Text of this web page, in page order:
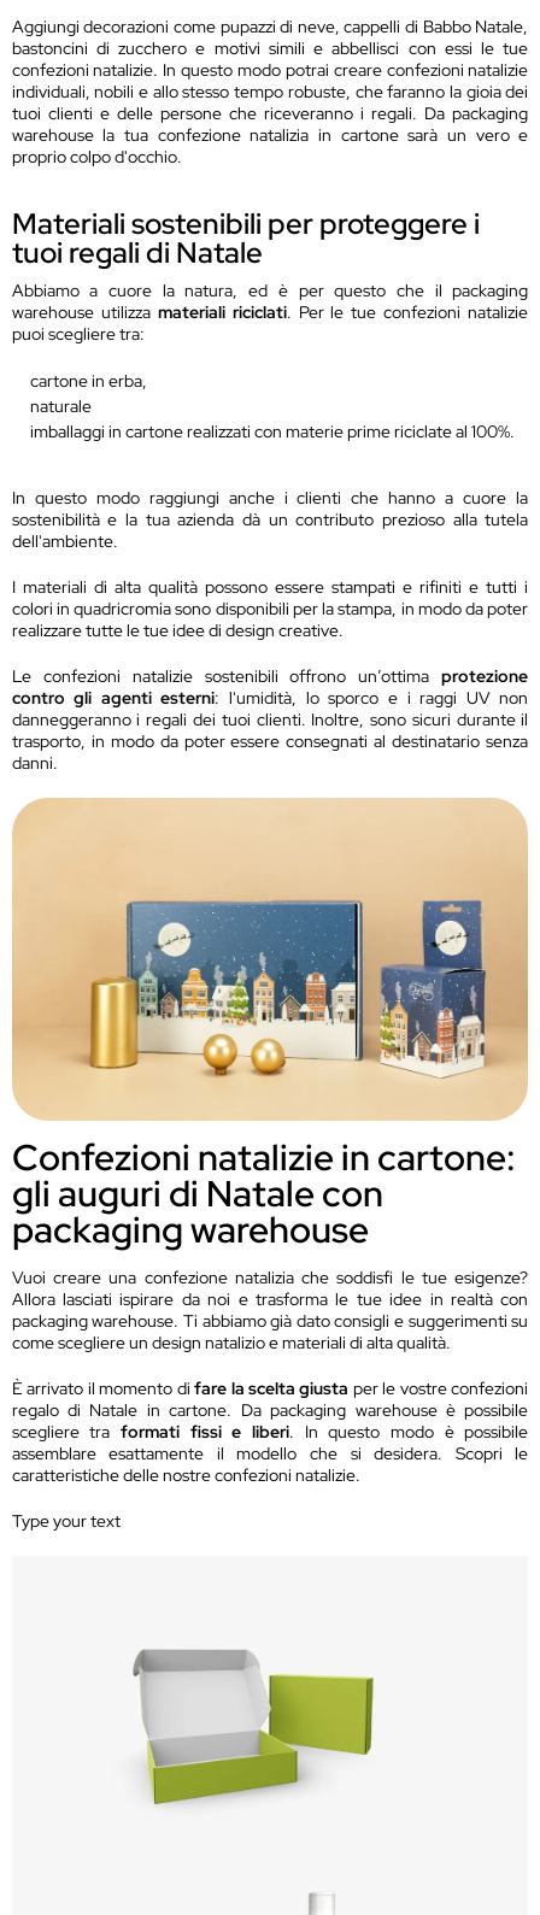
Aggiungi decorazioni come pupazzi di neve, cappelli di Babbo Natale,
bastoncini di zucchero e motivi simili e abbellisci con essi le tue
confezioni natalizie. In questo modo potrai creare confezioni natalizie
individuali, nobili e allo stesso tempo robuste, che faranno la gioia dei
tuoi clienti e delle persone che riceveranno i regali. Da packaging
warehouse la tua confezione natalizia in cartone sarà un vero e
proprio colpo d'occhio.
Materiali sostenibili per proteggere i
tuoi regali di Natale
Abbiamo a cuore la natura, ed è per questo che il packaging
warehouse utilizza materiali riciclati. Per le tue confezioni natalizie
puoi scegliere tra:
cartone in erba,
naturale
imballaggi in cartone realizzati con materie prime riciclate al 100%.
In questo modo raggiungi anche i clienti che hanno a cuore la
sostenibilità e la tua azienda dà un contributo prezioso alla tutela
dell'ambiente.
I materiali di alta qualità possono essere stampati e rifiniti e tutti i
colori in quadricromia sono disponibili per la stampa, in modo da poter
realizzare tutte le tue idee di design creative.
Le confezioni natalizie sostenibili offrono un’ottimaprotezione
contro gli agenti esterni: l'umidità, lo sporco e i raggi UV non
danneggeranno i regali dei tuoi clienti. Inoltre, sono sicuri durante il
trasporto, in modo da poter essere consegnati al destinatario senza
danni.
Confezioni natalizie in cartone:
gli auguri di Natale con
packaging warehouse
Vuoi creare una confezione natalizia che soddisfi le tue esigenze?
Allora lasciati ispirare da noi e trasforma le tue idee in realtà con
packaging warehouse. Ti abbiamo già dato consigli e suggerimenti su
come scegliere un design natalizio e materiali di alta qualità.
È arrivato il momento difare la scelta giusta per le vostre confezioni
regalo di Natale in cartone. Da packaging warehouse è possibile
scegliere tra formati fissi e liberi. In questo modo è possibile
assemblare esattamente il modello che si desidera. Scopri le
caratteristiche delle nostre confezioni natalizie.
Type your text